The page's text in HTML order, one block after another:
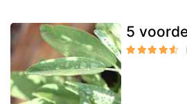
5